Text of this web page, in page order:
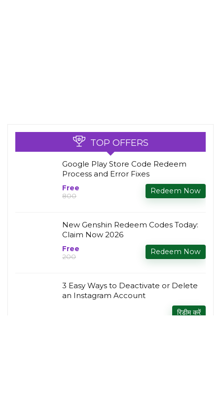
TOP OFFERS
Google Play Store Code Redeem
Process and Error Fixes
Free
₹800
Redeem Now
New Genshin Redeem Codes Today:
Claim Now 2026
Free
₹200
Redeem Now
3 Easy Ways to Deactivate or Delete
an Instagram Account
रिडीम करें